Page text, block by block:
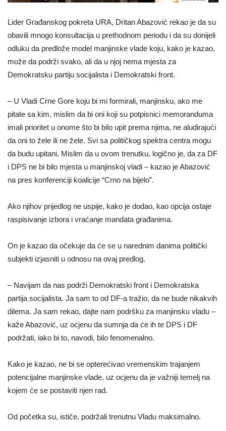
Lider Građanskog pokreta URA, Dritan Abazović rekao je da su
obavili mnogo konsultacija u prethodnom periodu i da su donijeli
odluku da predlože model manjinske vlade koju, kako je kazao,
može da podrži svako, ali da u njoj nema mjesta za
Demokratsku partiju socijalista i Demokratski front.
– U Vladi Crne Gore koju bi mi formirali, manjinsku, ako me
pitate sa kim, mislim da bi oni koji su potpisnici memoranduma
imali prioritet u onome što bi bilo upit prema njima, ne aludirajući
da oni to žele ili ne žele. Svi sa političkog spektra centra mogu
da budu upitani. Mislim da u ovom trenutku, logično je, da za DF
i DPS ne bi bilo mjesta u manjinskoj vladi – kazao je Abazović
na pres konferenciji koalicije “Crno na bijelo”.
Ako njihov prijedlog ne uspije, kako je dodao, kao opcija ostaje
raspisivanje izbora i vraćanje mandata građanima.
On je kazao da očekuje da će se u narednim danima politički
subjekti izjasniti u odnosu na ovaj predlog.
– Navijam da nas podrži Demokratski front i Demokratska
partija socijalista. Ja sam to od DF-a tražio, da ne bude nikakvih
dilema. Ja sam rekao, dajte nam podršku za manjinsku vladu –
kaže Abazović, uz ocjenu da sumnja da će ih te DPS i DF
podržati, iako bi to, navodi, bilo fenomenalno.
Kako je kazao, ne bi se opterećivao vremenskim trajanjem
potencijalne manjinske vlade, uz ocjenu da je važniji temelj na
kojem će se postaviti njen rad.
Od početka su, ističe, podržali trenutnu Vladu maksimalno.